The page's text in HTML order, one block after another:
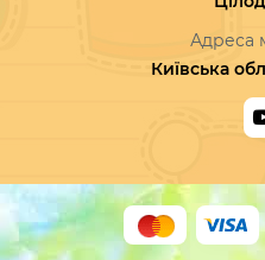
Адреса
Київська